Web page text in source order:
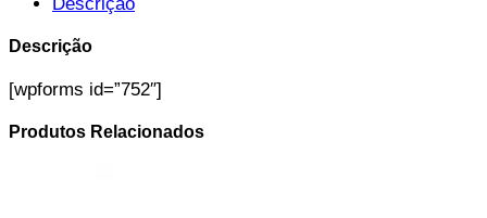
Descrição
[wpforms id=”752″]
Produtos Relacionados